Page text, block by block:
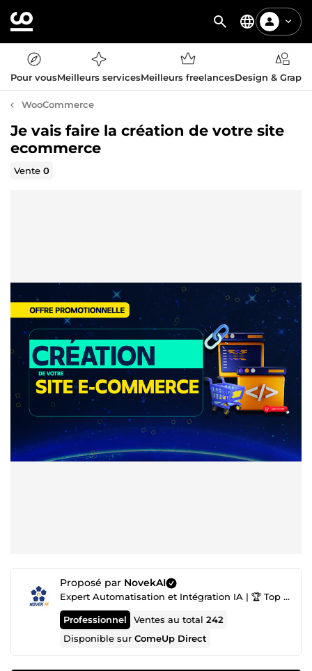
Pour vousMeilleurs servicesMeilleurs freelancesDesign &
WooCommerce
Je vais faire la création de votre site
ecommerce
Vente0
Proposé par NovekAI
Expert Automatisation et Intégration IA | 🏆 Top Agence IA nº1
Professionnel Ventes au total242
Disponible surComeUp Direct